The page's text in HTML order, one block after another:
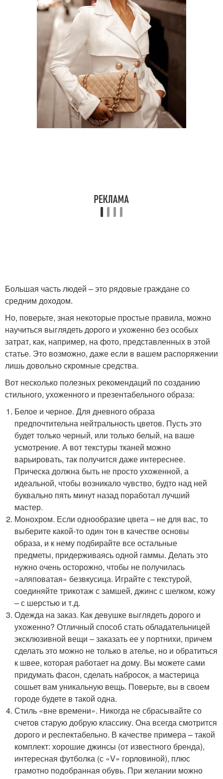
Большая часть людей – это рядовые граждане со
средним доходом.
Но, поверьте, зная некоторые простые правила, можно
научиться выглядеть дорого и ухоженно без особых
затрат, как, например, на фото, представленных в этой
статье. Это возможно, даже если в вашем распоряжении
лишь довольно скромные средства.
Вот несколько полезных рекомендаций по созданию
стильного, ухоженного и презентабельного образа:
Белое и черное. Для дневного образа
предпочтительна нейтральность цветов. Пусть это
будет только черный, или только белый, на ваше
усмотрение. А вот текстуры тканей можно
варьировать, так получится даже интереснее.
Прическа должна быть не просто ухоженной, а
идеальной, чтобы возникало чувство, будто над ней
буквально пять минут назад поработал лучший
мастер.
Монохром. Если однообразие цвета – не для вас, то
выберите какой-то один тон в качестве основы
образа, и к нему подбирайте все остальные
предметы, придерживаясь одной гаммы. Делать это
нужно очень осторожно, чтобы не получилась
«аляповатая» безвкусица. Играйте с текстурой,
соединяйте трикотаж с замшей, джинс с шелком, кожу
– с шерстью и т.д.
Одежда на заказ. Как девушке выглядеть дорого и
ухоженно? Отличный способ стать обладательницей
эксклюзивной вещи – заказать ее у портнихи, причем
сделать это можно не только в ателье, но и обратиться
к швее, которая работает на дому. Вы можете сами
придумать фасон, сделать набросок, а мастерица
сошьет вам уникальную вещь. Поверьте, вы в своем
городе будете в такой одна.
Стиль «вне времени». Никогда не сбрасывайте со
счетов старую добрую классику. Она всегда смотрится
дорого и респектабельно. В качестве примера – такой
комплект: хорошие джинсы (от известного бренда),
интересная футболка (с «V» горловиной), плюс
грамотно подобранная обувь. При желании можно